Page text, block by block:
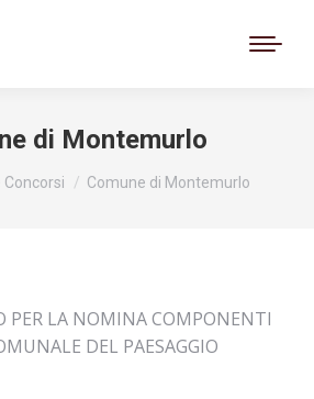
di Montemurlo
Concorsi Comune di Montemurlo
PER LA NOMINA COMPONENTI
DEL PAESAGGIO